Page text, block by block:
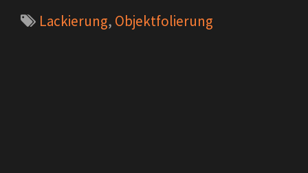
Lackierung, Objektfolierung